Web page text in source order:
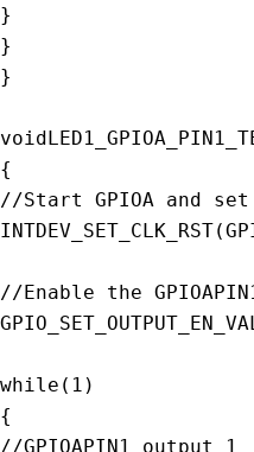
}
}
}
{
//Start GPIOA and
INTDEV_SET_CLK_RST(
//Enable the
while ( 1 )
{
//GPIOAPIN1 output 1